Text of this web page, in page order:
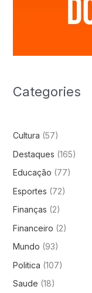
Categories
Cultura (57)
Destaques (165)
Educação (77)
Esportes (72)
Finanças (2)
Financeiro (2)
Mundo (93)
Politica (107)
Saude (18)